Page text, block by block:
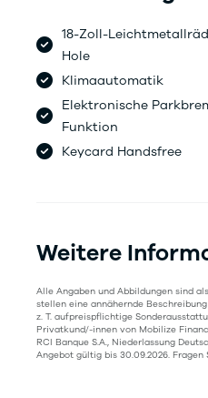
18-Zoll-
Hole
Klimaautomatik
Elektronische
Funktion
Keycard Handsfree
Weitere
Alle Angaben und Abbildungen sind
stellen eine annähernde
z. T. aufpreispflichtige
Privatkund/-innen von Mobilize
RCI Banque S.A., Niederlassung
Angebot gültig bis 30.09.2026. Fragen